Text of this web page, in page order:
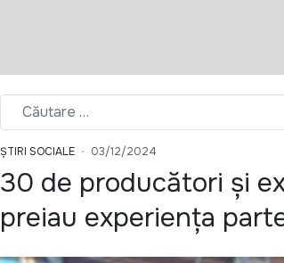
ȘTIRI SOCIALE 03/12/2024
30 de producători și
preiau experiența